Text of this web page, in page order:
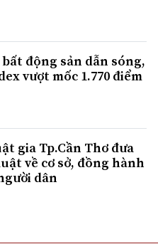
động sản dẫn sóng,
vượt mốc 1.770 điểm
gia Tp.Cần Thơ đưa
về cơ sở, đồng hành
dân